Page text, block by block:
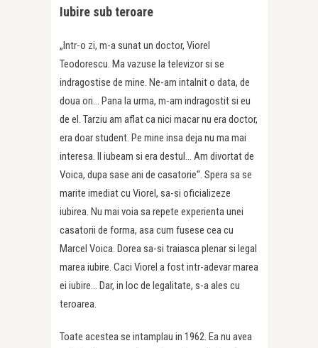
Iubire sub teroare
„Intr-o zi, m-a sunat un doctor, Viorel
Teodorescu. Ma vazuse la televizor si se
indragostise de mine. Ne-am intalnit o data, de
doua ori… Pana la urma, m-am indragostit si eu
de el. Tarziu am aflat ca nici macar nu era doctor,
era doar student. Pe mine insa deja nu ma mai
interesa. Il iubeam si era destul… Am divortat de
Voica, dupa sase ani de casatorie“. Spera sa se
marite imediat cu Viorel, sa-si oficializeze
iubirea. Nu mai voia sa repete experienta unei
casatorii de forma, asa cum fusese cea cu
Marcel Voica. Dorea sa-si traiasca plenar si legal
marea iubire. Caci Viorel a fost intr-adevar marea
ei iubire… Dar, in loc de legalitate, s-a ales cu
teroarea.
Toate acestea se intamplau in 1962. Ea nu avea